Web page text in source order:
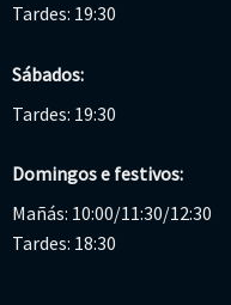
Tardes: 19:30
Sábados:
Tardes: 19:30
Domingos e festivos:
Mañás: 10:00/11:30/12:30
Tardes: 18:30